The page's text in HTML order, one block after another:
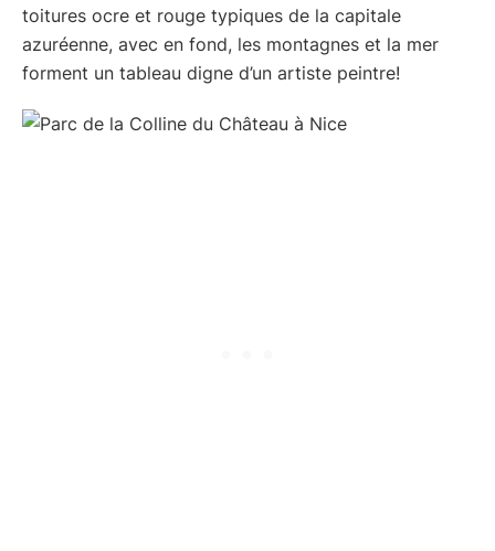
toitures ocre et rouge typiques de la capitale
azuréenne, avec en fond, les montagnes et la mer
forment un tableau digne d’un artiste peintre!